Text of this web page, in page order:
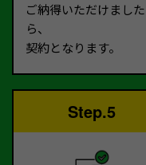
ご納得いただけました
ら、
契約となります。
Step.5